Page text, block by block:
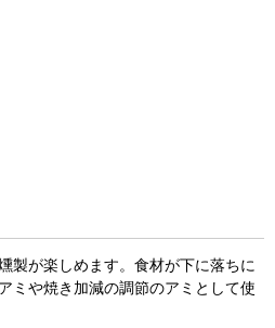
製が楽しめます。食材が下に落ちに
ミや焼き加減の調節のアミとして使